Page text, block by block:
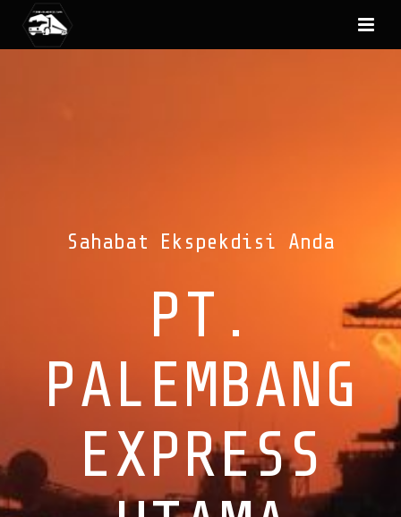
Sahabat Ekspekdisi Anda
PT.
PALEMBANG
EXPRESS